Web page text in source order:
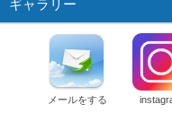
ギャラリー
メールをする